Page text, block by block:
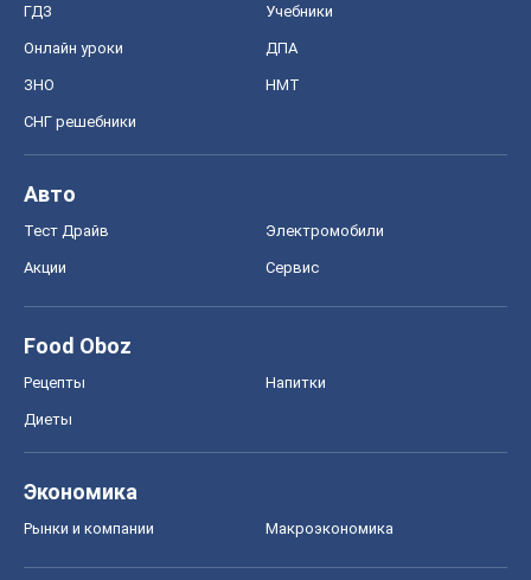
ГДЗ Учебники
Онлайн уроки ДПА
ЗНО НМТ
СНГ решебники
Авто
Тест Драйв Электромобили
Акции Сервис
Food Oboz
Рецепты Напитки
Диеты
Экономика
Рынки и компании Mакроэкономика